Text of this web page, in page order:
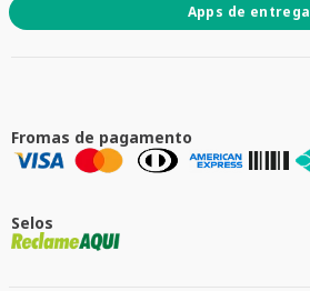
Apps de entrega
Fromas de pagamento
Selos